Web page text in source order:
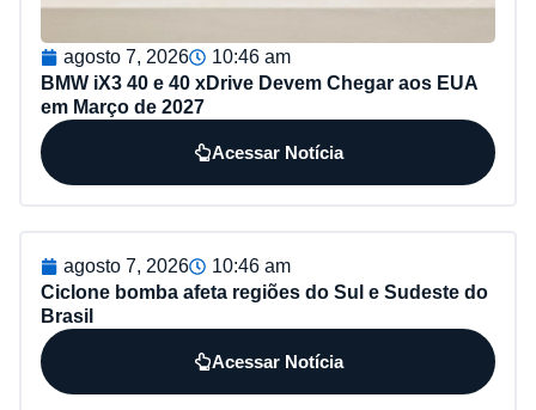
agosto 7, 2026
10:46 am
BMW iX3 40 e 40 xDrive Devem Chegar aos EUA
em Março de 2027
Acessar Notícia
agosto 7, 2026
10:46 am
Ciclone bomba afeta regiões do Sul e Sudeste do
Brasil
Acessar Notícia